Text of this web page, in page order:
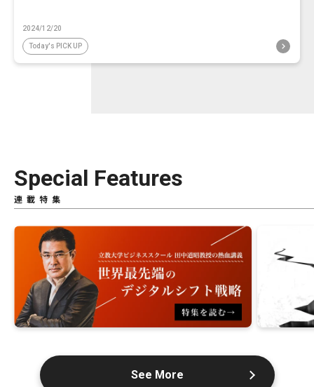
2024/12/20
Today's PICK UP
Special Features
連載特集
See More